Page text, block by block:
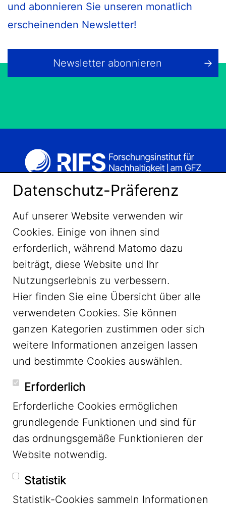
und abonnieren Sie unseren monatlich
erscheinenden Newsletter!
Newsletter abonnieren
LinkedIn
YouTube
Mastodon
Datenschutz-Präferenz
Auf unserer Website verwenden wir
Cookies. Einige von ihnen sind
erforderlich, während Matomo dazu
beiträgt, diese Website und Ihr
Nutzungserlebnis zu verbessern.
Hier finden Sie eine Übersicht über alle
verwendeten Cookies. Sie können
ganzen Kategorien zustimmen oder sich
weitere Informationen anzeigen lassen
und bestimmte Cookies auswählen.
Erforderlich
Erforderliche Cookies ermöglichen
grundlegende Funktionen und sind für
das ordnungsgemäße Funktionieren der
Website notwendig.
Statistik
Statistik-Cookies sammeln Informationen